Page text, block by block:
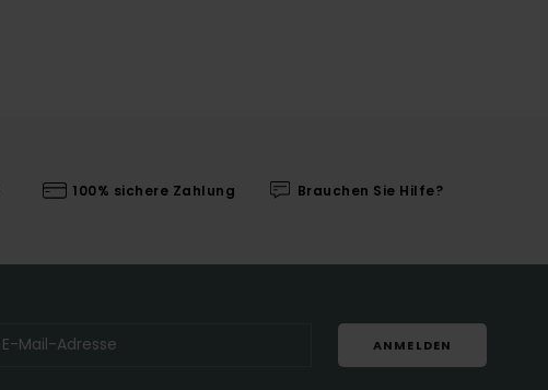
100% sichere Zahlung Brauchen Sie Hilfe?
ANMELDEN